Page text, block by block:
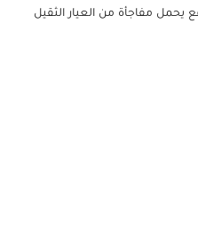
يحمل مفاجأة من العيار الثقيل